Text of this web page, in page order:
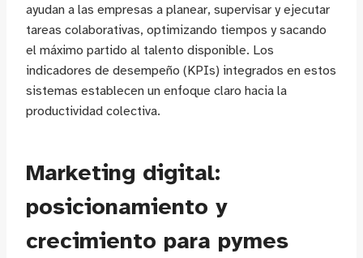
ayudan a las empresas a planear, supervisar y ejecutar
tareas colaborativas, optimizando tiempos y sacando
el máximo partido al talento disponible. Los
indicadores de desempeño (KPIs) integrados en estos
sistemas establecen un enfoque claro hacia la
productividad colectiva.
Marketing digital:
posicionamiento y
crecimiento para pymes